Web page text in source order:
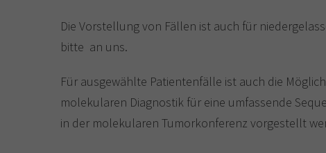
Die Vorstellung von Fällen ist auch für
bitte an uns.
Für ausgewählte Patientenfälle ist auch die
molekularen Diagnostik für eine umfassende
in der molekularen Tumorkonferenz vorgestellt